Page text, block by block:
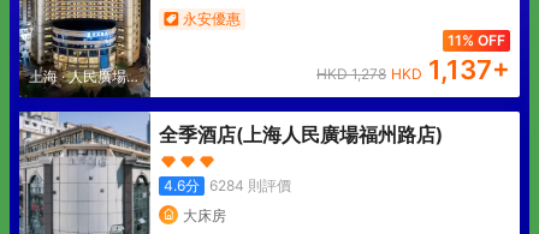
上海·人民廣場地
區
永安優惠
11% OFF
HKD1,278 HKD 1,137+
全季酒店(上海人民廣場福州路店)
4.6分 6284 則評價
大床房